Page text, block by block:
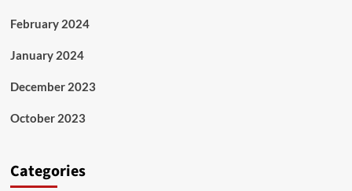
February 2024
January 2024
December 2023
October 2023
Categories